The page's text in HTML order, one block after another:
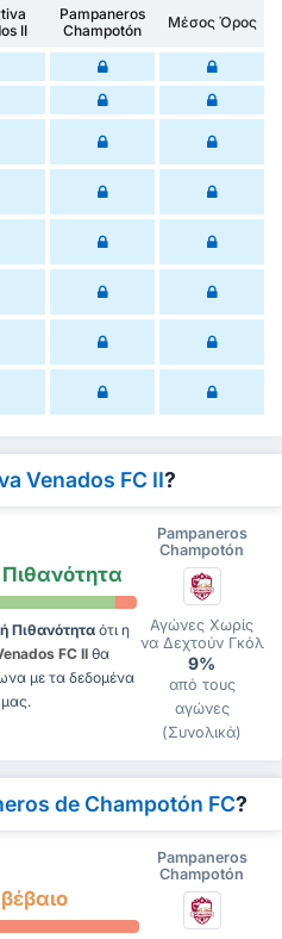
II
Pampaneros
Champotón
Μέσος Όρος
Venados FC II?
Pampaneros
Champotón
Πιθανότητα ότι η
FC IIθα
με τα δεδομένα
μας.
Αγώνες Χωρίς
να Δεχτούν Γκόλ
9%
από τους
αγώνες
(Συνολικά)
de Champotón FC?
Pampaneros
Champotón